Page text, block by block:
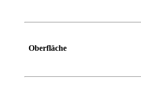
Oberfläche